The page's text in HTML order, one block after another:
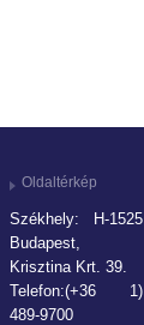
Oldaltérkép
Székhely: H-1525
Budapest,
Krisztina Krt. 39.
Telefon:(+36 1)
489-9700